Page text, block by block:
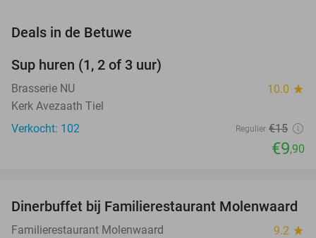
Deals in de Betuwe
Sup huren (1, 2 of 3 uur)
Brasserie NU 10.0 star
Kerk Avezaath Tiel
Verkocht: 102
Regulier €15
€9,90
20%
Dinerbuffet bij Familierestaurant Molenwaard
Familierestaurant Molenwaard 9.2 star